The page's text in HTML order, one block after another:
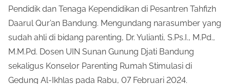
Pendidik dan Tenaga Kependidikan di Pesantren Tahfizh
Daarul Qur’an Bandung. Mengundang narasumber yang
sudah ahli di bidang parenting, Dr. Yulianti, S.Ps.I., M.Pd.,
M.M.Pd. Dosen UIN Sunan Gunung Djati Bandung
sekaligus Konselor Parenting Rumah Stimulasi di
Gedung Al-Ikhlas pada Rabu, 07 Februari 2024.